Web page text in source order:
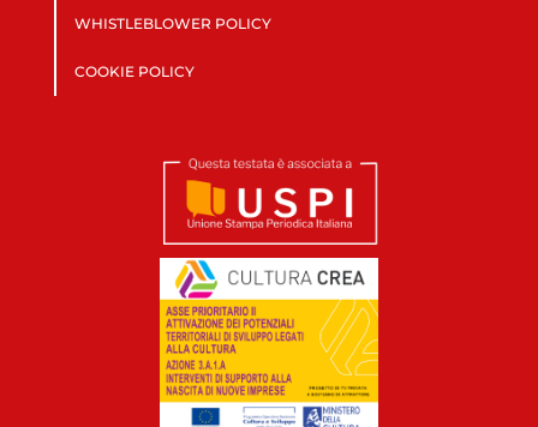
WHISTLEBLOWER POLICY
COOKIE POLICY